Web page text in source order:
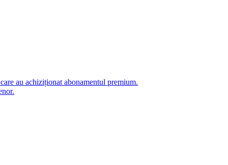
au achiziționat abonamentul premium.